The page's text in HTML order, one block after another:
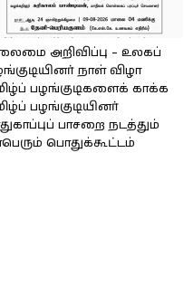
அறிவிப்பு – உலகப்
நாள் விழா
பழங்குடிகளைக் காக்க
பழங்குடியினர்
பாசறை நடத்தும்
பொதுக்கூட்டம்